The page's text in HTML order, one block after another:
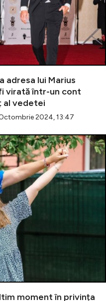
adresa lui Marius
virată într-un cont
al vedetei
2024, 13:47
moment în privința